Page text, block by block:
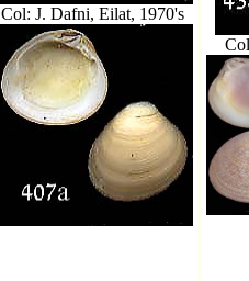
Col: J. Dafni, Eilat, 1970's